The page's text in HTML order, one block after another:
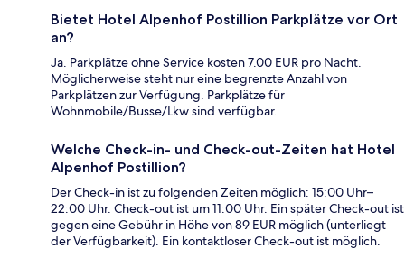
Bietet Hotel Alpenhof Postillion Parkplätze vor Ort
an?
Ja. Parkplätze ohne Service kosten 7.00 EUR pro Nacht.
Möglicherweise steht nur eine begrenzte Anzahl von
Parkplätzen zur Verfügung. Parkplätze für
Wohnmobile/Busse/Lkw sind verfügbar.
Welche Check-in- und Check-out-Zeiten hat Hotel
Alpenhof Postillion?
Der Check-in ist zu folgenden Zeiten möglich: 15:00 Uhr–
22:00 Uhr. Check-out ist um 11:00 Uhr. Ein später Check-out ist
gegen eine Gebühr in Höhe von 89 EUR möglich (unterliegt
der Verfügbarkeit). Ein kontaktloser Check-out ist möglich.